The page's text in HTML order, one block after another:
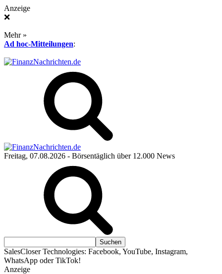
Anzeige
❌
Mehr »
Ad hoc-Mitteilungen:
Freitag, 07.08.2026 - Börsentäglich über 12.000 News
SalesCloser Technologies: Facebook, YouTube, Instagram,
WhatsApp oder TikTok!
Anzeige